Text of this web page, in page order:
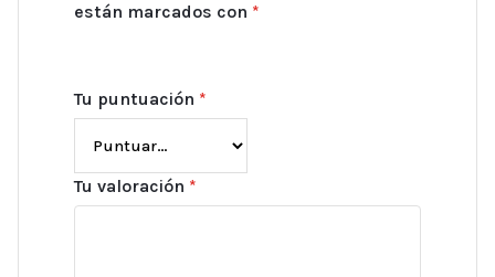
están marcados con *
Tu puntuación *
Tu valoración *